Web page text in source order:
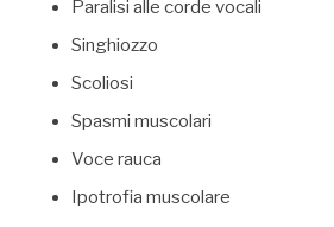
Paralisi alle corde vocali
Singhiozzo
Scoliosi
Spasmi muscolari
Voce rauca
Ipotrofia muscolare